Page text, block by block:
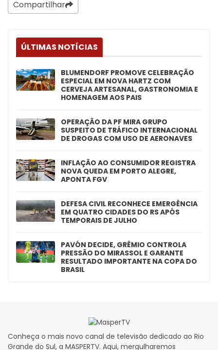
Compartilhar
ÚLTIMAS NOTÍCIAS
BLUMENDORF PROMOVE CELEBRAÇÃO
ESPECIAL EM NOVA HARTZ COM
CERVEJA ARTESANAL, GASTRONOMIA E
HOMENAGEM AOS PAIS
OPERAÇÃO DA PF MIRA GRUPO
SUSPEITO DE TRÁFICO INTERNACIONAL
DE DROGAS COM USO DE AERONAVES
INFLAÇÃO AO CONSUMIDOR REGISTRA
NOVA QUEDA EM PORTO ALEGRE,
APONTA FGV
DEFESA CIVIL RECONHECE EMERGÊNCIA
EM QUATRO CIDADES DO RS APÓS
TEMPORAIS DE JULHO
PAVÓN DECIDE, GRÊMIO CONTROLA
PRESSÃO DO MIRASSOL E GARANTE
RESULTADO IMPORTANTE NA COPA DO
BRASIL
Conheça o mais novo canal de televisão dedicado ao Rio
Grande do Sul, a MASPERTV. Aqui, mergulharemos